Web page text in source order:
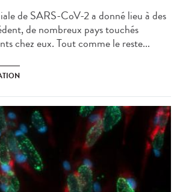
de SARS-CoV-2 a donné lieu à des
de nombreux pays touchés
chez eux. Tout comme le reste...